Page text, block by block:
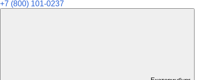
+7 (800) 101-0237